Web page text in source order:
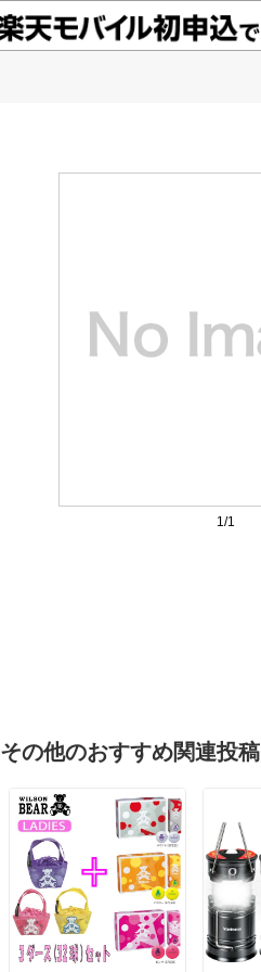
1/1
その他のおすすめ関連投稿